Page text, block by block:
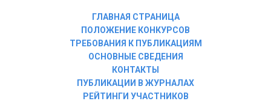
ГЛАВНАЯ СТРАНИЦА
ПОЛОЖЕНИЕ КОНКУРСОВ
ТРЕБОВАНИЯ К ПУБЛИКАЦИЯМ
ОСНОВНЫЕ СВЕДЕНИЯ
КОНТАКТЫ
ПУБЛИКАЦИИ В ЖУРНАЛАХ
РЕЙТИНГИ УЧАСТНИКОВ